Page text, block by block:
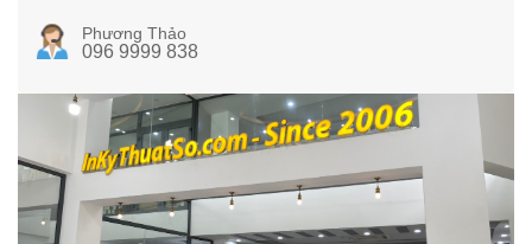
Phương Thảo
096 9999 838